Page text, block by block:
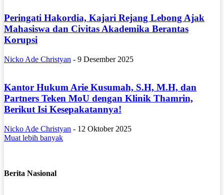
Peringati Hakordia, Kajari Rejang Lebong Ajak
Mahasiswa dan Civitas Akademika Berantas
Korupsi
Nicko Ade Christyan - 9 Desember 2025
Kantor Hukum Arie Kusumah, S.H, M.H, dan
Partners Teken MoU dengan Klinik Thamrin,
Berikut Isi Kesepakatannya!
Nicko Ade Christyan - 12 Oktober 2025
Muat lebih banyak
Berita Nasional